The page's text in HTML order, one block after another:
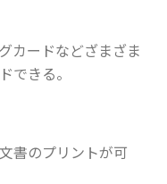
カードなどざまざま
できる。
書のプリントが可